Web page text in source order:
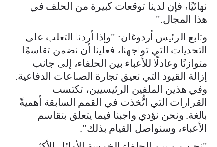
نهائيًا، فإن لدينا توقعات كبيرة من الحلف في
هذا المجال."
وتابع الرئيس أردوغان: "وإذا أردنا التغلب على
التحديات التي تواجهنا، فعلينا أن نضمن تقاسمًا
متوازنًا وعادلًا للأعباء بين الحلفاء، إلى جانب
إزالة القيود التي تعيق تجارة الصناعات الدفاعية.
وفي هذين الملفين الرئيسيين، تكتسب
القرارات التي اتُّخذت في القمم السابقة أهميةً
بالغة. ونحن نؤدي واجبنا فيما يتعلق بتقاسم
الأعباء، وسنواصل القيام بذلك".